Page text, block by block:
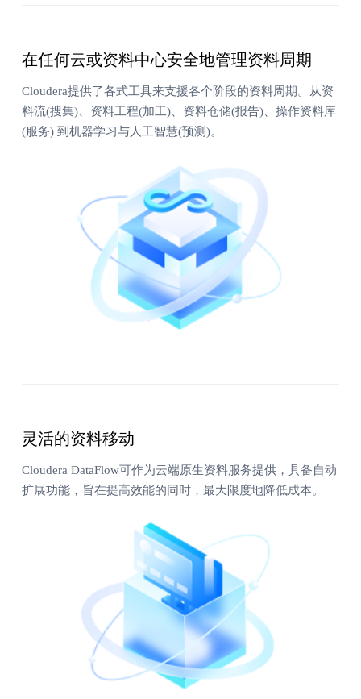
在任何云或资料中心安全地管理资料周期
Cloudera提供了各式工具来支援各个阶段的资料周期。从资
料流(搜集)、资料工程(加工)、资料仓储(报告)、操作资料库
(服务) 到机器学习与人工智慧(预测)。
灵活的资料移动
Cloudera DataFlow可作为云端原生资料服务提供，具备自动
扩展功能，旨在提高效能的同时，最大限度地降低成本。